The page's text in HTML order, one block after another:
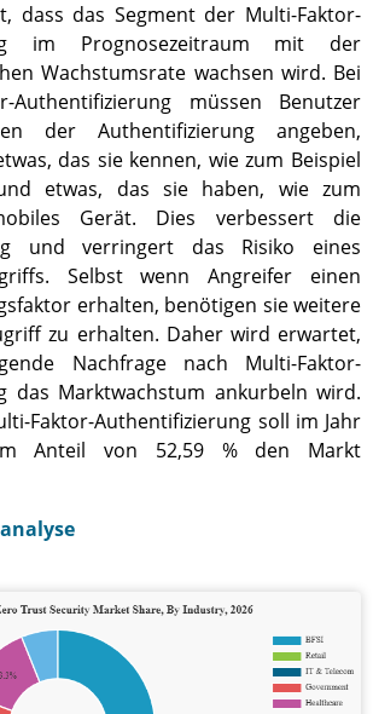
dass das Segment der Multi-Faktor-
im Prognosezeitraum mit der
Wachstumsrate wachsen wird. Bei
Authentifizierung müssen Benutzer
der Authentifizierung angeben,
das sie kennen, wie zum Beispiel
etwas, das sie haben, wie zum
Gerät. Dies verbessert die
und verringert das Risiko eines
Selbst wenn Angreifer einen
erhalten, benötigen sie weitere
zu erhalten. Daher wird erwartet,
Nachfrage nach Multi-Faktor-
das Marktwachstum ankurbeln wird.
Faktor-Authentifizierung soll im Jahr
Anteil von 52,59 % den Markt